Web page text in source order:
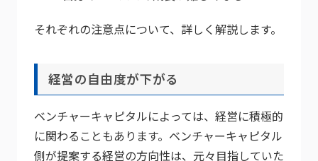
それぞれの注意点について、詳しく解説します。
経営の自由度が下がる
ベンチャーキャピタルによっては、経営に積極的
に関わることもあります。ベンチャーキャピタル
側が提案する経営の方向性は、元々目指していた